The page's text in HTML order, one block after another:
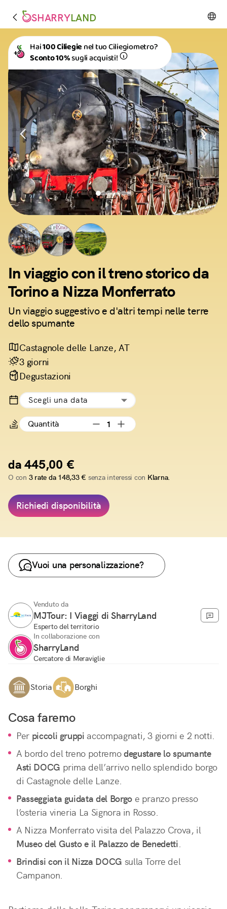
SHARRYLAND
Hai100 Ciliegienel tuo Ciliegiometro?
Sconto 10%sugli acquisti!
Vuoi una personalizzazione?
Venduto da
MJTour: I Viaggi di SharryLand
Esperto del territorio
In collaborazione con
SharryLand
Cercatore di Meraviglie
Storia Borghi
Cosa faremo
Per piccoli gruppi accompagnati, 3 giorni e 2 notti.
A bordo del treno potremo degustare lo spumante
Asti DOCG prima dell’arrivo nello splendido borgo
di Castagnole delle Lanze.
Passeggiata guidata del Borgo e pranzo presso
l’osteria vineria La Signora in Rosso.
A Nizza Monferrato visita del Palazzo Crova, il
Museo del Gusto e il Palazzo de Benedetti.
Brindisi con il Nizza DOCG sulla Torre del
Campanon.
In viaggio con il treno storico da
Torino a Nizza Monferrato
Un viaggio suggestivo e d'altri tempi nelle terre
dello spumante
Castagnole delle Lanze, AT
3 giorni
Degustazioni
Scegli una data
Quantità 1
da 445,00 €
O con 3 rate da 148,33 € senza interessi con Klarna.
Richiedi disponibilità